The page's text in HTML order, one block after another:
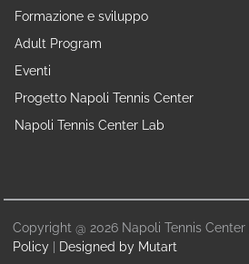
Formazione e sviluppo
Adult Program
Eventi
Progetto Napoli Tennis Center
Napoli Tennis Center Lab
Copyright @ 2026 Napoli Tennis Center |
Policy
Designed by Mutart